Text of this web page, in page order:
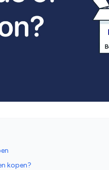
kopen?